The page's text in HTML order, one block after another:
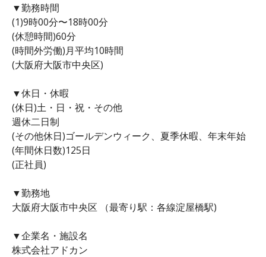
▼勤務時間
(1)9時00分〜18時00分
(休憩時間)60分
(時間外労働)月平均10時間
(大阪府大阪市中央区)
▼休日・休暇
(休日)土・日・祝・その他
週休二日制
(その他休日)ゴールデンウィーク、夏季休暇、年末年始
(年間休日数)125日
(正社員)
▼勤務地
大阪府大阪市中央区 （最寄り駅：各線淀屋橋駅)
▼企業名・施設名
株式会社アドカン